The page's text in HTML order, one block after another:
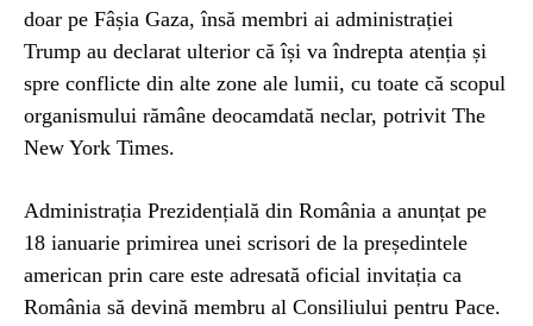
doar pe Fâșia Gaza, însă membri ai administrației
Trump au declarat ulterior că își va îndrepta atenția și
spre conflicte din alte zone ale lumii, cu toate că scopul
organismului rămâne deocamdată neclar, potrivit The
New York Times.
Administrația Prezidențială din România a anunțat pe
18 ianuarie primirea unei scrisori de la președintele
american prin care este adresată oficial invitația ca
România să devină membru al Consiliului pentru Pace.